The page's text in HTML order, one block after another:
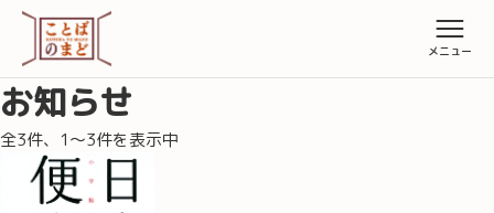
お知らせ
全3件、1〜3件を表示中